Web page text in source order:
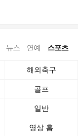
뉴스 연예 스포츠
해외축구
골프
일반
영상 홈